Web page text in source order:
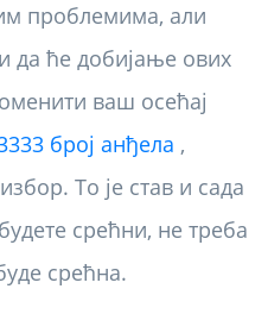
проблемима, али
да ће добијање ових
ваш осећај
број анђела ,
То је став и сада
срећни, не треба
срећна.